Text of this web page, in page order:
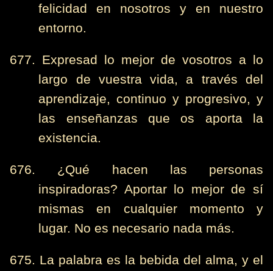
felicidad en nosotros y en nuestro
entorno.
677. Expresad lo mejor de vosotros a lo
largo de vuestra vida, a través del
aprendizaje, continuo y progresivo, y
las enseñanzas que os aporta la
existencia.
676. ¿Qué hacen las personas
inspiradoras? Aportar lo mejor de sí
mismas en cualquier momento y
lugar. No es necesario nada más.
675. La palabra es la bebida del alma, y el